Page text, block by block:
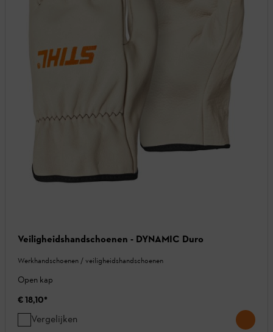
Veiligheidshandschoenen - DYNAMIC Duro
Werkhandschoenen / veiligheidshandschoenen
Open kap
€ 18,10*
Vergelijken